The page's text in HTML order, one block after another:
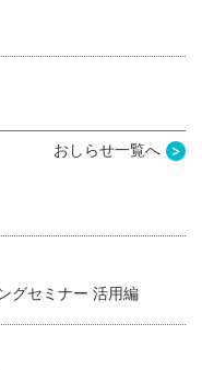
おしらせ一覧へ
グセミナー 活用編